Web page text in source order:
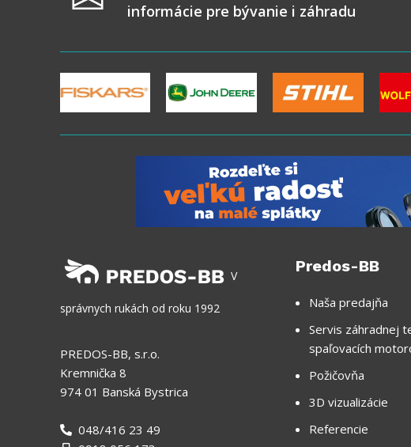
informácie pre bývanie i záhradu
V
správnych rukách od roku 1992
PREDOS-BB, s.r.o.
Kremnička 8
974 01 Banská Bystrica
048/416 23 49
Predos-BB
Naša predajňa
Servis záhradnej
spaľovacích
Požičovňa
3D vizualizácie
Referencie